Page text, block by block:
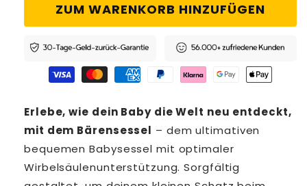
ZUM WARENKORB HINZUFÜGEN
Erlebe, wie dein Baby die Welt neu entdeckt,
mit dem Bärensessel – dem ultimativen
bequemen Babysessel mit optimaler
Wirbelsäulenunterstützung. Sorgfältig